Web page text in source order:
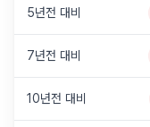
5년전 대비
7년전 대비
10년전 대비